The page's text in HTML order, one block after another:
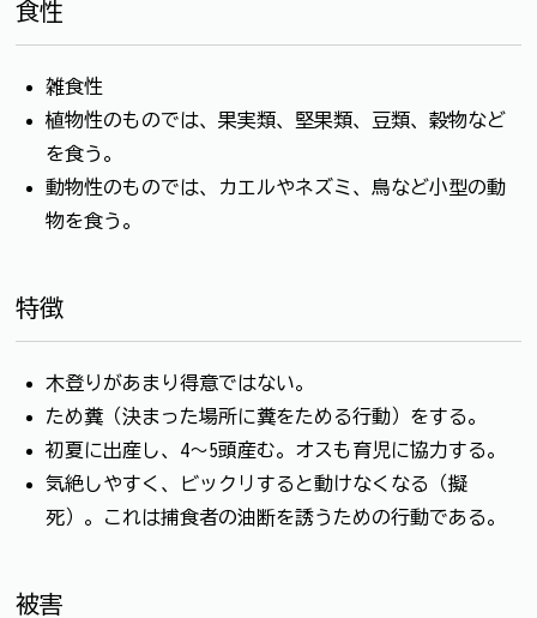
食性
雑食性
植物性のものでは、果実類、堅果類、豆類、穀物など
を食う。
動物性のものでは、カエルやネズミ、鳥など小型の動
物を食う。
特徴
木登りがあまり得意ではない。
ため糞（決まった場所に糞をためる行動）をする。
初夏に出産し、4～5頭産む。オスも育児に協力する。
気絶しやすく、ビックリすると動けなくなる（擬
死）。これは捕食者の油断を誘うための行動である。
被害